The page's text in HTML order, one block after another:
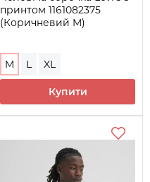
принтом 1161082375
(Коричневий M)
M L XL
Купити